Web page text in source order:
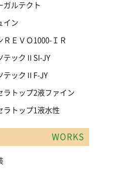
ガルテクト
イン
ＲＥＶＯ1000-ＩＲ
テックⅡSI-JY
テックⅡF-JY
ラトップ2液ファイン
ラトップ1液水性
WORKS